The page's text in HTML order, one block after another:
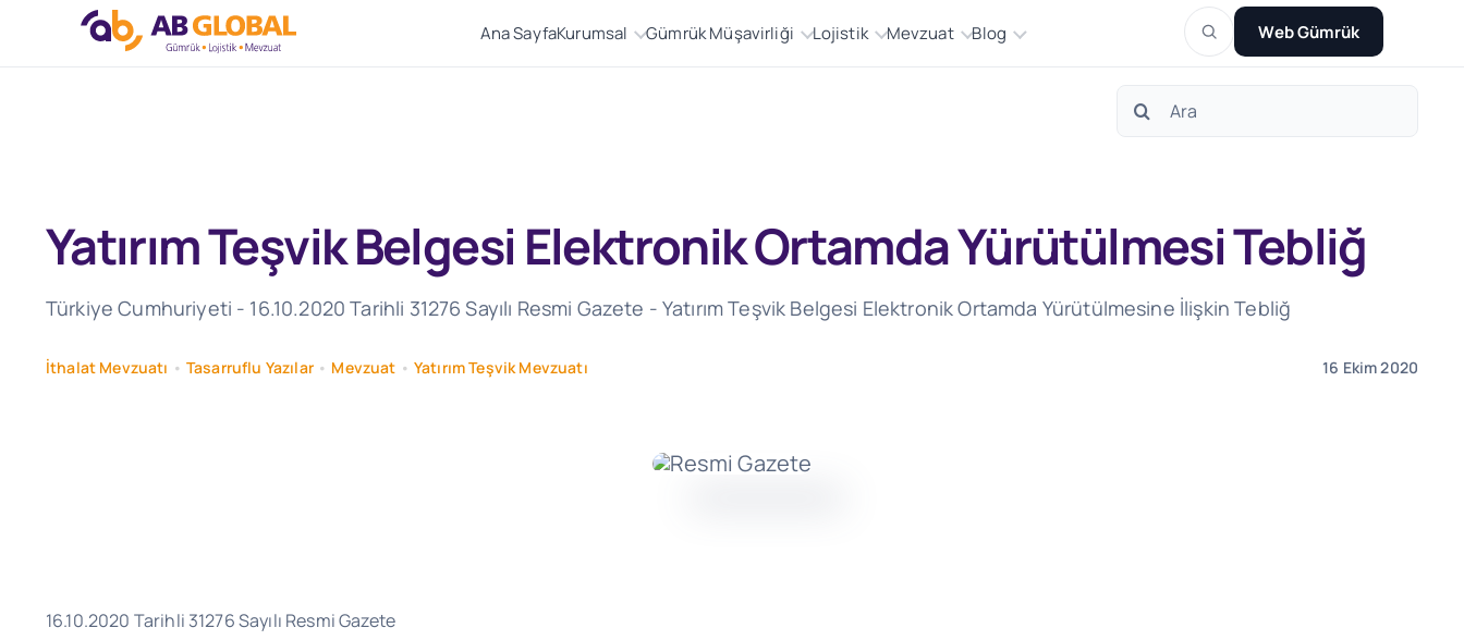
Ana SayfaKurumsal Gümrük Müşavirliği Lojistik Mevzuat Blog Web Gümrük
Search
Yatırım Teşvik Belgesi Elektronik Ortamda Yürütülmesi Tebliğ
Türkiye Cumhuriyeti - 16.10.2020 Tarihli 31276 Sayılı Resmi Gazete - Yatırım Teşvik Belgesi Elektronik Ortamda Yürütülmesine İlişkin Tebliğ
İthalat Mevzuatı • Tasarruflu Yazılar• Mevzuat • Yatırım Teşvik Mevzuatı 16 Ekim 2020
16.10.2020 Tarihli 31276 Sayılı Resmi Gazete